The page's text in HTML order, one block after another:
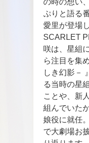
の時の想い
ぷりと語る
愛里が登場
SCARLET
咲は、星組
ら注目を集
しき幻影－
る当時の星
ことや、新
組んでいた
娘役に就任
で大劇場お